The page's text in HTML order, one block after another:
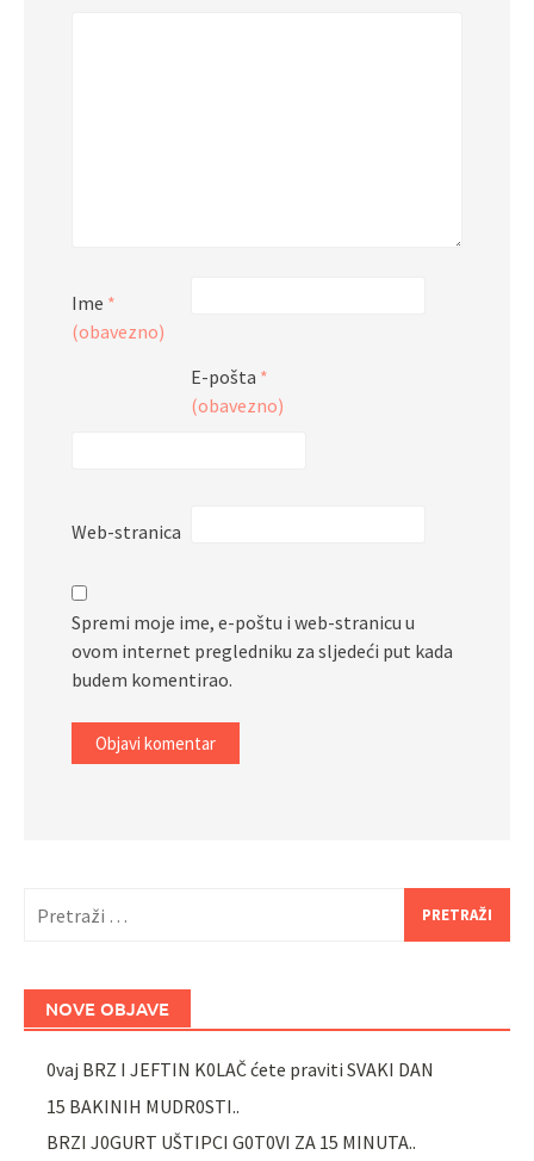
Ime *
(obavezno)
E-pošta *
(obavezno)
Web-stranica
Spremi moje ime, e-poštu i web-stranicu u
ovom internet pregledniku za sljedeći put kada
budem komentirao.
NOVE OBJAVE
0vaj BRZ I JEFTIN K0LAČ ćete praviti SVAKI DAN
15 BAKINIH MUDR0STI..
BRZI J0GURT UŠTIPCI G0T0VI ZA 15 MINUTA..